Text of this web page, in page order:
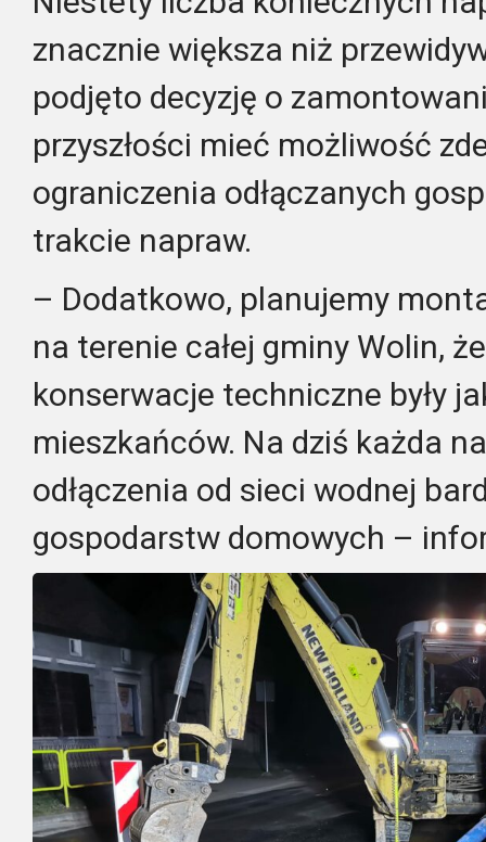
znacznie większa niż
podjęto decyzję o
przyszłości mieć możliwość
ograniczenia odłączanych
trakcie napraw.
– Dodatkowo, planujemy
na terenie całej gminy Wolin,
konserwacje techniczne były
mieszkańców. Na dziś każda
odłączenia od sieci wodnej
gospodarstw domowych –